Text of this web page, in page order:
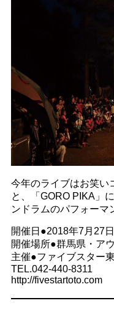
今年のライブはお笑い
と、「GORO PIKA」
ンドラムのパフォーマ
開催日●2018年7月27
開催場所●群馬県・ア
主催●ファイブスター
TEL.042-440-8311
http://fivestartoto.com